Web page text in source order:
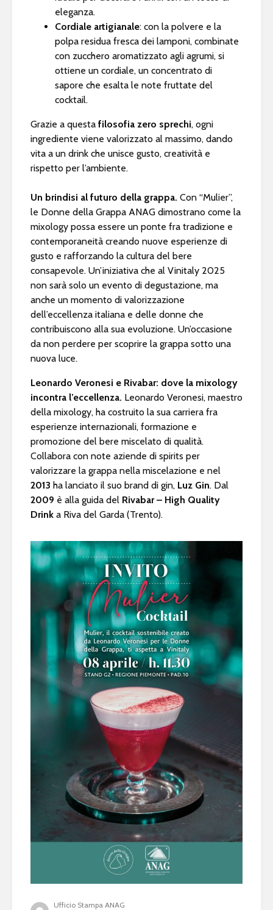
eleganza.
Cordiale artigianale: con la polvere e la
polpa residua fresca dei lamponi, combinate
con zucchero aromatizzato agli agrumi, si
ottiene un cordiale, un concentrato di
sapore che esalta le note fruttate del
cocktail.
Grazie a questa filosofia zero sprechi, ogni
ingrediente viene valorizzato al massimo, dando
vita a un drink che unisce gusto, creatività e
rispetto per l’ambiente.
Un brindisi al futuro della grappa. Con “Mulier”,
le Donne della Grappa ANAG dimostrano come la
mixology possa essere un ponte fra tradizione e
contemporaneità creando nuove esperienze di
gusto e rafforzando la cultura del bere
consapevole. Un’iniziativa che al Vinitaly 2025
non sarà solo un evento di degustazione, ma
anche un momento di valorizzazione
dell’eccellenza italiana e delle donne che
contribuiscono alla sua evoluzione. Un’occasione
da non perdere per scoprire la grappa sotto una
nuova luce.
Leonardo Veronesi e Rivabar: dove la mixology
incontra l’eccellenza. Leonardo Veronesi, maestro
della mixology, ha costruito la sua carriera fra
esperienze internazionali, formazione e
promozione del bere miscelato di qualità.
Collabora con note aziende di spirits per
valorizzare la grappa nella miscelazione e nel
2013 ha lanciato il suo brand di gin, Luz Gin. Dal
2009 è alla guida del Rivabar – High Quality
Drink a Riva del Garda (Trento).
Ufficio Stampa ANAG